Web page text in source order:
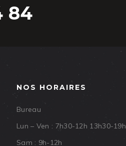
84
NOS HORAIRES
Bureau
Lun – Ven : 7h30-12h 13h30-19h
Sam : 9h-12h